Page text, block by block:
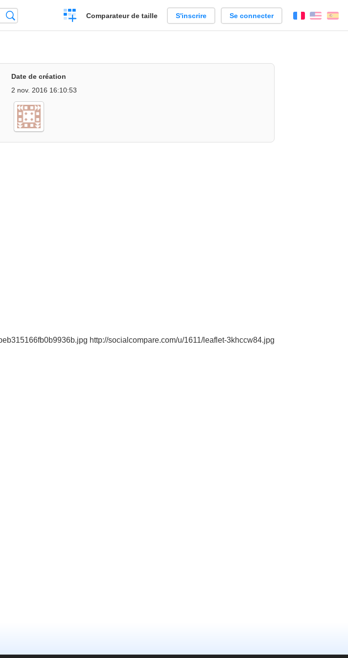
Créer
un
Comparateur de taille S'inscrire Se connecter FrançaisEnglish
Date de création
2 nov. 2016 16:10:53
http://socialcompare.com/u/1611/leaflet-3khccw84.jpg